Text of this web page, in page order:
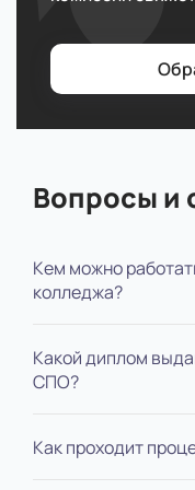
Вопросы и
Кем можно
колледжа?
Младшие позиции
сможете
Какой диплом
СПО?
Диплом специалиста
Как проходит